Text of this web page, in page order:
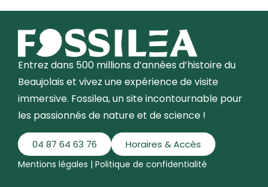
Entrez dans 500 millions d’années d’histoire du
Beaujolais et vivez une expérience de visite
immersive. Fossilea, un site incontournable pour
les passionnés de nature et de science !
04 87 64 63 76 Horaires & Accès
Mentions légales | Politique de confidentialité